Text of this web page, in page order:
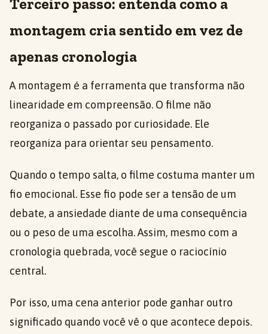
Terceiro passo: entenda como a
montagem cria sentido em vez de
apenas cronologia
A montagem é a ferramenta que transforma não
linearidade em compreensão. O filme não
reorganiza o passado por curiosidade. Ele
reorganiza para orientar seu pensamento.
Quando o tempo salta, o filme costuma manter um
fio emocional. Esse fio pode ser a tensão de um
debate, a ansiedade diante de uma consequência
ou o peso de uma escolha. Assim, mesmo com a
cronologia quebrada, você segue o raciocínio
central.
Por isso, uma cena anterior pode ganhar outro
significado quando você vê o que acontece depois.